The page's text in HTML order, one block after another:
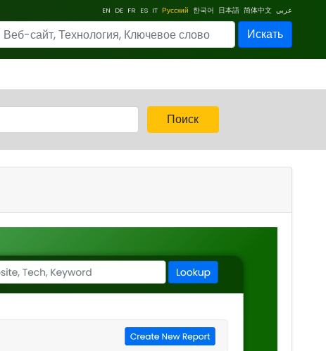
EN DE FR ES IT Русский 한국어 日本語 简体中文 عربي
Искать
Поиск